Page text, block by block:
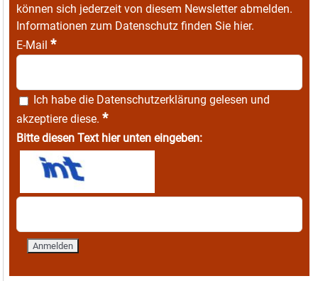
können sich jederzeit von diesem Newsletter abmelden.
Informationen zum Datenschutz finden Sie hier.
E-Mail *
Ich habe die Datenschutzerklärung gelesen und
akzeptiere diese. *
Bitte diesen Text hier unten eingeben: